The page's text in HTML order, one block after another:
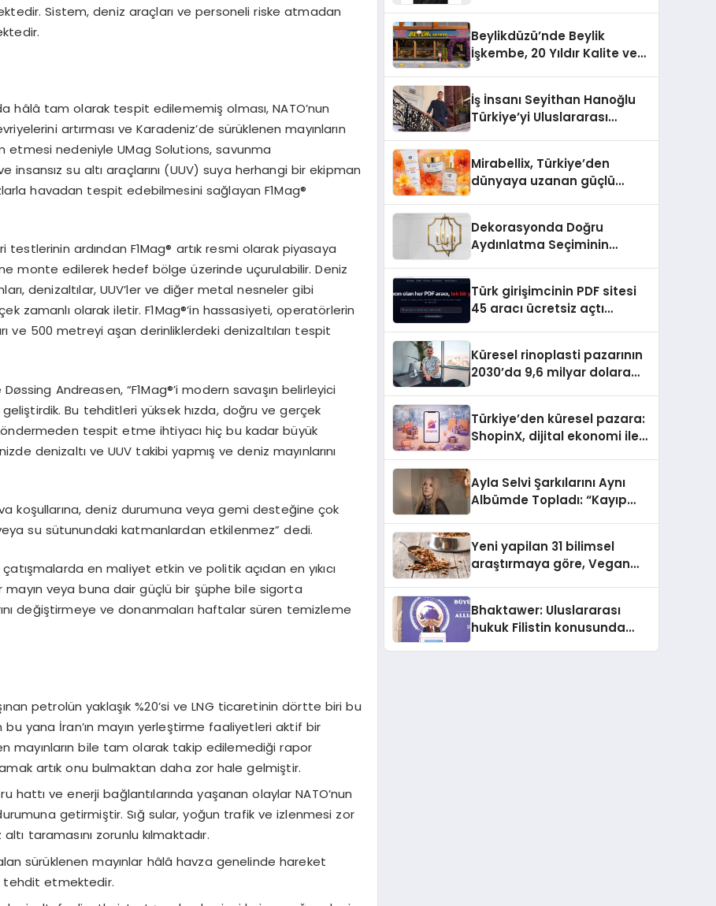
Sistem, deniz araçları ve personeli riske atmadan
hâlâ tam olarak tespit edilememiş olması, NATO’nun
artırması ve Karadeniz’de sürüklenen mayınların
etmesi nedeniyle UMag Solutions, savunma
insansız su altı araçlarını (UUV) suya herhangi bir ekipman
havadan tespit edebilmesini sağlayan F1Mag®
testlerinin ardından F1Mag® artık resmi olarak piyasaya
monte edilerek hedef bölge üzerinde uçurulabilir. Deniz
denizaltılar, UUV’ler ve diğer metal nesneler gibi
zamanlı olarak iletir. F1Mag®’in hassasiyeti, operatörlerin
ve 500 metreyi aşan derinliklerdeki denizaltıları tespit
Andreasen, “F1Mag®’i modern savaşın belirleyici
Bu tehditleri yüksek hızda, doğru ve gerçek
tespit etme ihtiyacı hiç bu kadar büyük
denizaltı ve UUV takibi yapmış ve deniz mayınlarını
koşullarına, deniz durumuna veya gemi desteğine çok
su sütunundaki katmanlardan etkilenmez” dedi.
en maliyet etkin ve politik açıdan en yıkıcı
mayın veya buna dair güçlü bir şüphe bile sigorta
değiştirmeye ve donanmaları haftalar süren temizleme
petrolün yaklaşık %20’si ve LNG ticaretinin dörtte biri bu
yana İran’ın mayın yerleştirme faaliyetleri aktif bir
mayınların bile tam olarak takip edilemediği rapor
artık onu bulmaktan daha zor hale gelmiştir.
hattı ve enerji bağlantılarında yaşanan olaylar NATO’nun
getirmiştir. Sığ sular, yoğun trafik ve izlenmesi zor
taramasını zorunlu kılmaktadır.
sürüklenen mayınlar hâlâ havza genelinde hareket
tehdit etmektedir.
Beylikdüzü’nde Beylik
İşkembe, 20 Yıldır Kalite ve
İş İnsanı Seyithan Hanoğlu
Türkiye’yi Uluslararası
Mirabellix, Türkiye’den
dünyaya uzanan güçlü
Dekorasyonda Doğru
Aydınlatma Seçiminin
Türk girişimcinin PDF sitesi
45 aracı ücretsiz açtı
Küresel rinoplasti pazarının
2030’da 9,6 milyar dolara
Türkiye’den küresel pazara:
ShopinX, dijital ekonomi ile
Ayla Selvi Şarkılarını Aynı
Albümde Topladı: “Kayıp
Yeni yapilan 31 bilimsel
araştırmaya göre, Vegan
Sindirildiğini Ortaya Koydu
Bhaktawer: Uluslararası
hukuk Filistin konusunda